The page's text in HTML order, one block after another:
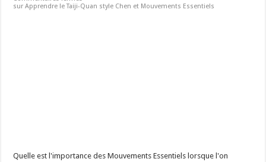
sur Apprendre le Taiji-Quan style Chen et Mouvements Essentiels
Quelle est l'importance des Mouvements Essentiels lorsque l'on